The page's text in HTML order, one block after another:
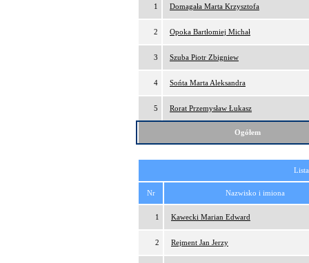
1 Domagała Marta Krzysztofa
2 Opoka Bartłomiej Michał
3 Szuba Piotr Zbigniew
4 Sońta Marta Aleksandra
5 Rorat Przemysław Łukasz
Ogółem
Nr Nazwisko i imiona
1 Kawecki Marian Edward
2 Rejment Jan Jerzy